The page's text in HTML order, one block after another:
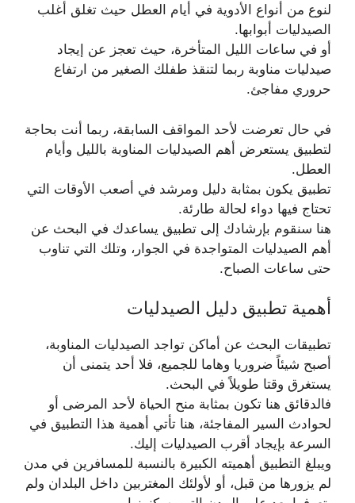
لنوع من أنواع الأدوية في أيام العطل حيث تغلق أغلب
الصيدليات أبوابها.
أو في ساعات الليل المتأخرة، حيث تعجز عن إيجاد
صيدليات مناوبة ربما لتنقذ طفلك الصغير من ارتفاع
حروري مفاجئ.
في حال تعرضت لأحد المواقف السابقة، ربما أنت بحاجة
لتطبيق يستعرض أهم الصيدليات المناوبة بالليل وأيام
العطل.
تطبيق يكون بمثابة دليل ومرشد في أصعب الأوقات التي
تحتاج فيها دواء لحالة طارئة.
هنا سنقوم بإرشادك إلى تطبيق يساعدك في البحث عن
أهم الصيدليات المتواجدة في الجوار، وتلك التي تناوب
حتى ساعات الصباح.
أهمية تطبيق دليل الصيدليات
تطبيقات البحث عن أماكن تواجد الصيدليات المناوبة،
أصبح شيئاً ضروريا وهاما للجميع، فلا أحد يتمنى أن
يستغرق وقتا طويلاً في البحث.
فالدقائق هنا تكون بمثابة منح الحياة لأحد المرضى أو
لحوادث السير المفاجئة، هنا تأتي أهمية هذا التطبيق في
السرعة بإيجاد أقرب الصيدليات إليك.
ويبلغ التطبيق أهميته الكبيرة بالنسبة للمسافرين في مدن
لم يزورها من قبل، أو لأولئك المغتربين داخل البلدان ولم